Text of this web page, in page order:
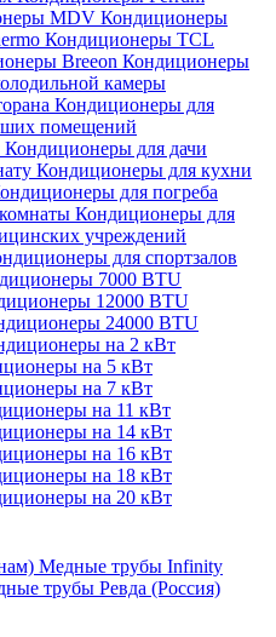
MDV Кондиционеры
Кондиционеры TCL
Breeon Кондиционеры
камеры
Кондиционеры для
помещений
Кондиционеры для дачи
Кондиционеры для кухни
для погреба
Кондиционеры для
учреждений
для спортзалов
7000 BTU
12000 BTU
24000 BTU
на 2 кВт
на 5 кВт
на 7 кВт
на 11 кВт
на 14 кВт
на 16 кВт
на 18 кВт
на 20 кВт
Медные трубы Infinity
трубы Ревда (Россия)